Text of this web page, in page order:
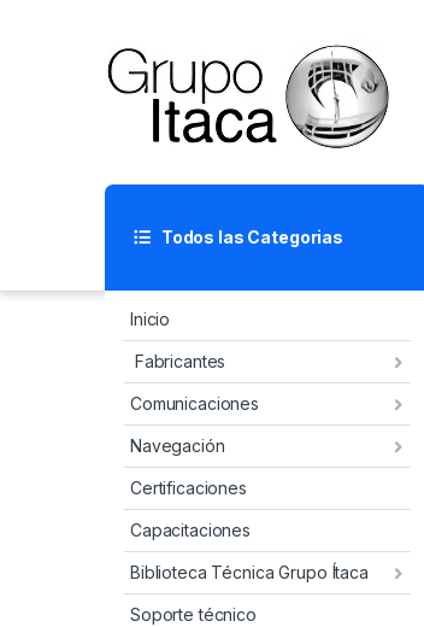
Todos las Categorias
Inicio
Fabricantes
Comunicaciones
Navegación
Certificaciones
Capacitaciones
Biblioteca Técnica Grupo Ítaca
Soporte técnico
CATCH
DEALS
THE